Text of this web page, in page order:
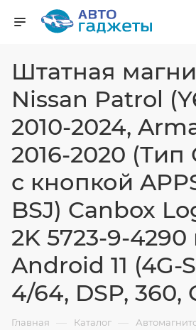
Штатная
Nissan Patrol
2010-2024,
2016-2020 (Тип
с кнопкой
BSJ) Canbox
2K 5723-9-4290
Android 11 (4G-
4/64, DSP, 360,
Главная — Каталог —